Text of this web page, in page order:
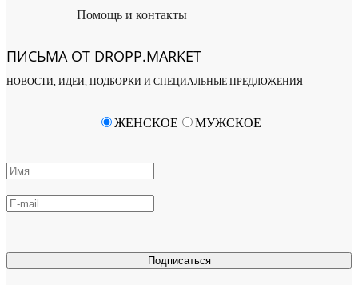
Помощь и контакты
ПИСЬМА ОТ DROPP.MARKET
НОВОСТИ, ИДЕИ, ПОДБОРКИ И СПЕЦИАЛЬНЫЕ ПРЕДЛОЖЕНИЯ
Подписаться
ЖЕНСКОЕ МУЖСКОЕ